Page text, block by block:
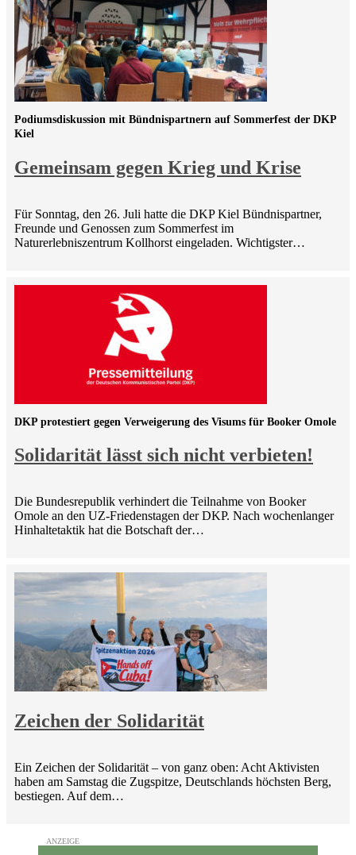
Gemeinsam gegen Krieg und Krise
Podiumsdiskussion mit Bündnispartnern auf Sommerfest der DKP
Kiel
Für Sonntag, den 26. Juli hatte die DKP Kiel Bündnispartner,
Freunde und Genossen zum Sommerfest im
Naturerlebniszentrum Kollhorst eingeladen. Wichtigster…
Solidarität lässt sich nicht verbieten!
DKP protestiert gegen Verweigerung des Visums für Booker Omole
Die Bundesrepublik verhindert die Teilnahme von Booker
Omole an den UZ-Friedenstagen der DKP. Nach wochenlanger
Hinhaltetaktik hat die Botschaft der…
Zeichen der Solidarität
Ein Zeichen der Solidarität – von ganz oben: Acht Aktivisten
haben am Samstag die Zugspitze, Deutschlands höchsten Berg,
bestiegen. Auf dem…